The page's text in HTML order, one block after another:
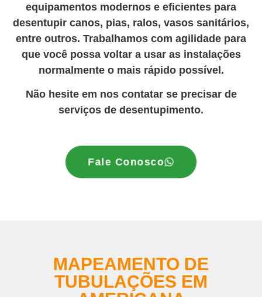
equipamentos modernos e eficientes para
desentupir canos, pias, ralos, vasos sanitários,
entre outros. Trabalhamos com agilidade para
que você possa voltar a usar as instalações
normalmente o mais rápido possível.
Não hesite em nos contatar se precisar de
serviços de desentupimento.
Fale Conosco
MAPEAMENTO DE
TUBULAÇÕES EM